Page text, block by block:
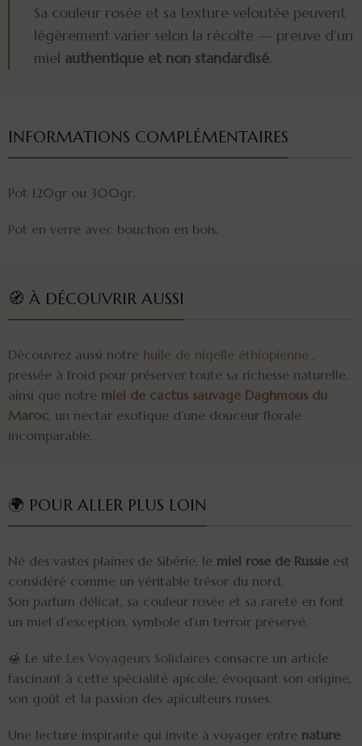
Sa couleur rosée et sa texture veloutée peuvent
légèrement varier selon la récolte — preuve d’un
miel authentique et non standardisé.
INFORMATIONS COMPLÉMENTAIRES
Pot 120gr ou 300gr.
Pot en verre avec bouchon en bois.
🧭 À DÉCOUVRIR AUSSI
Découvrez aussi notre huile de nigelle éthiopienne ,
pressée à froid pour préserver toute sa richesse naturelle,
ainsi que notre miel de cactus sauvage Daghmous du
Maroc, un nectar exotique d’une douceur florale
incomparable.
🌍 POUR ALLER PLUS LOIN
Né des vastes plaines de Sibérie, le miel rose de Russie est
considéré comme un véritable trésor du nord.
Son parfum délicat, sa couleur rosée et sa rareté en font
un miel d’exception, symbole d’un terroir préservé.
🍯 Le site Les Voyageurs Solidaires consacre un article
fascinant à cette spécialité apicole, évoquant son origine,
son goût et la passion des apiculteurs russes.
Une lecture inspirante qui invite à voyager entre nature